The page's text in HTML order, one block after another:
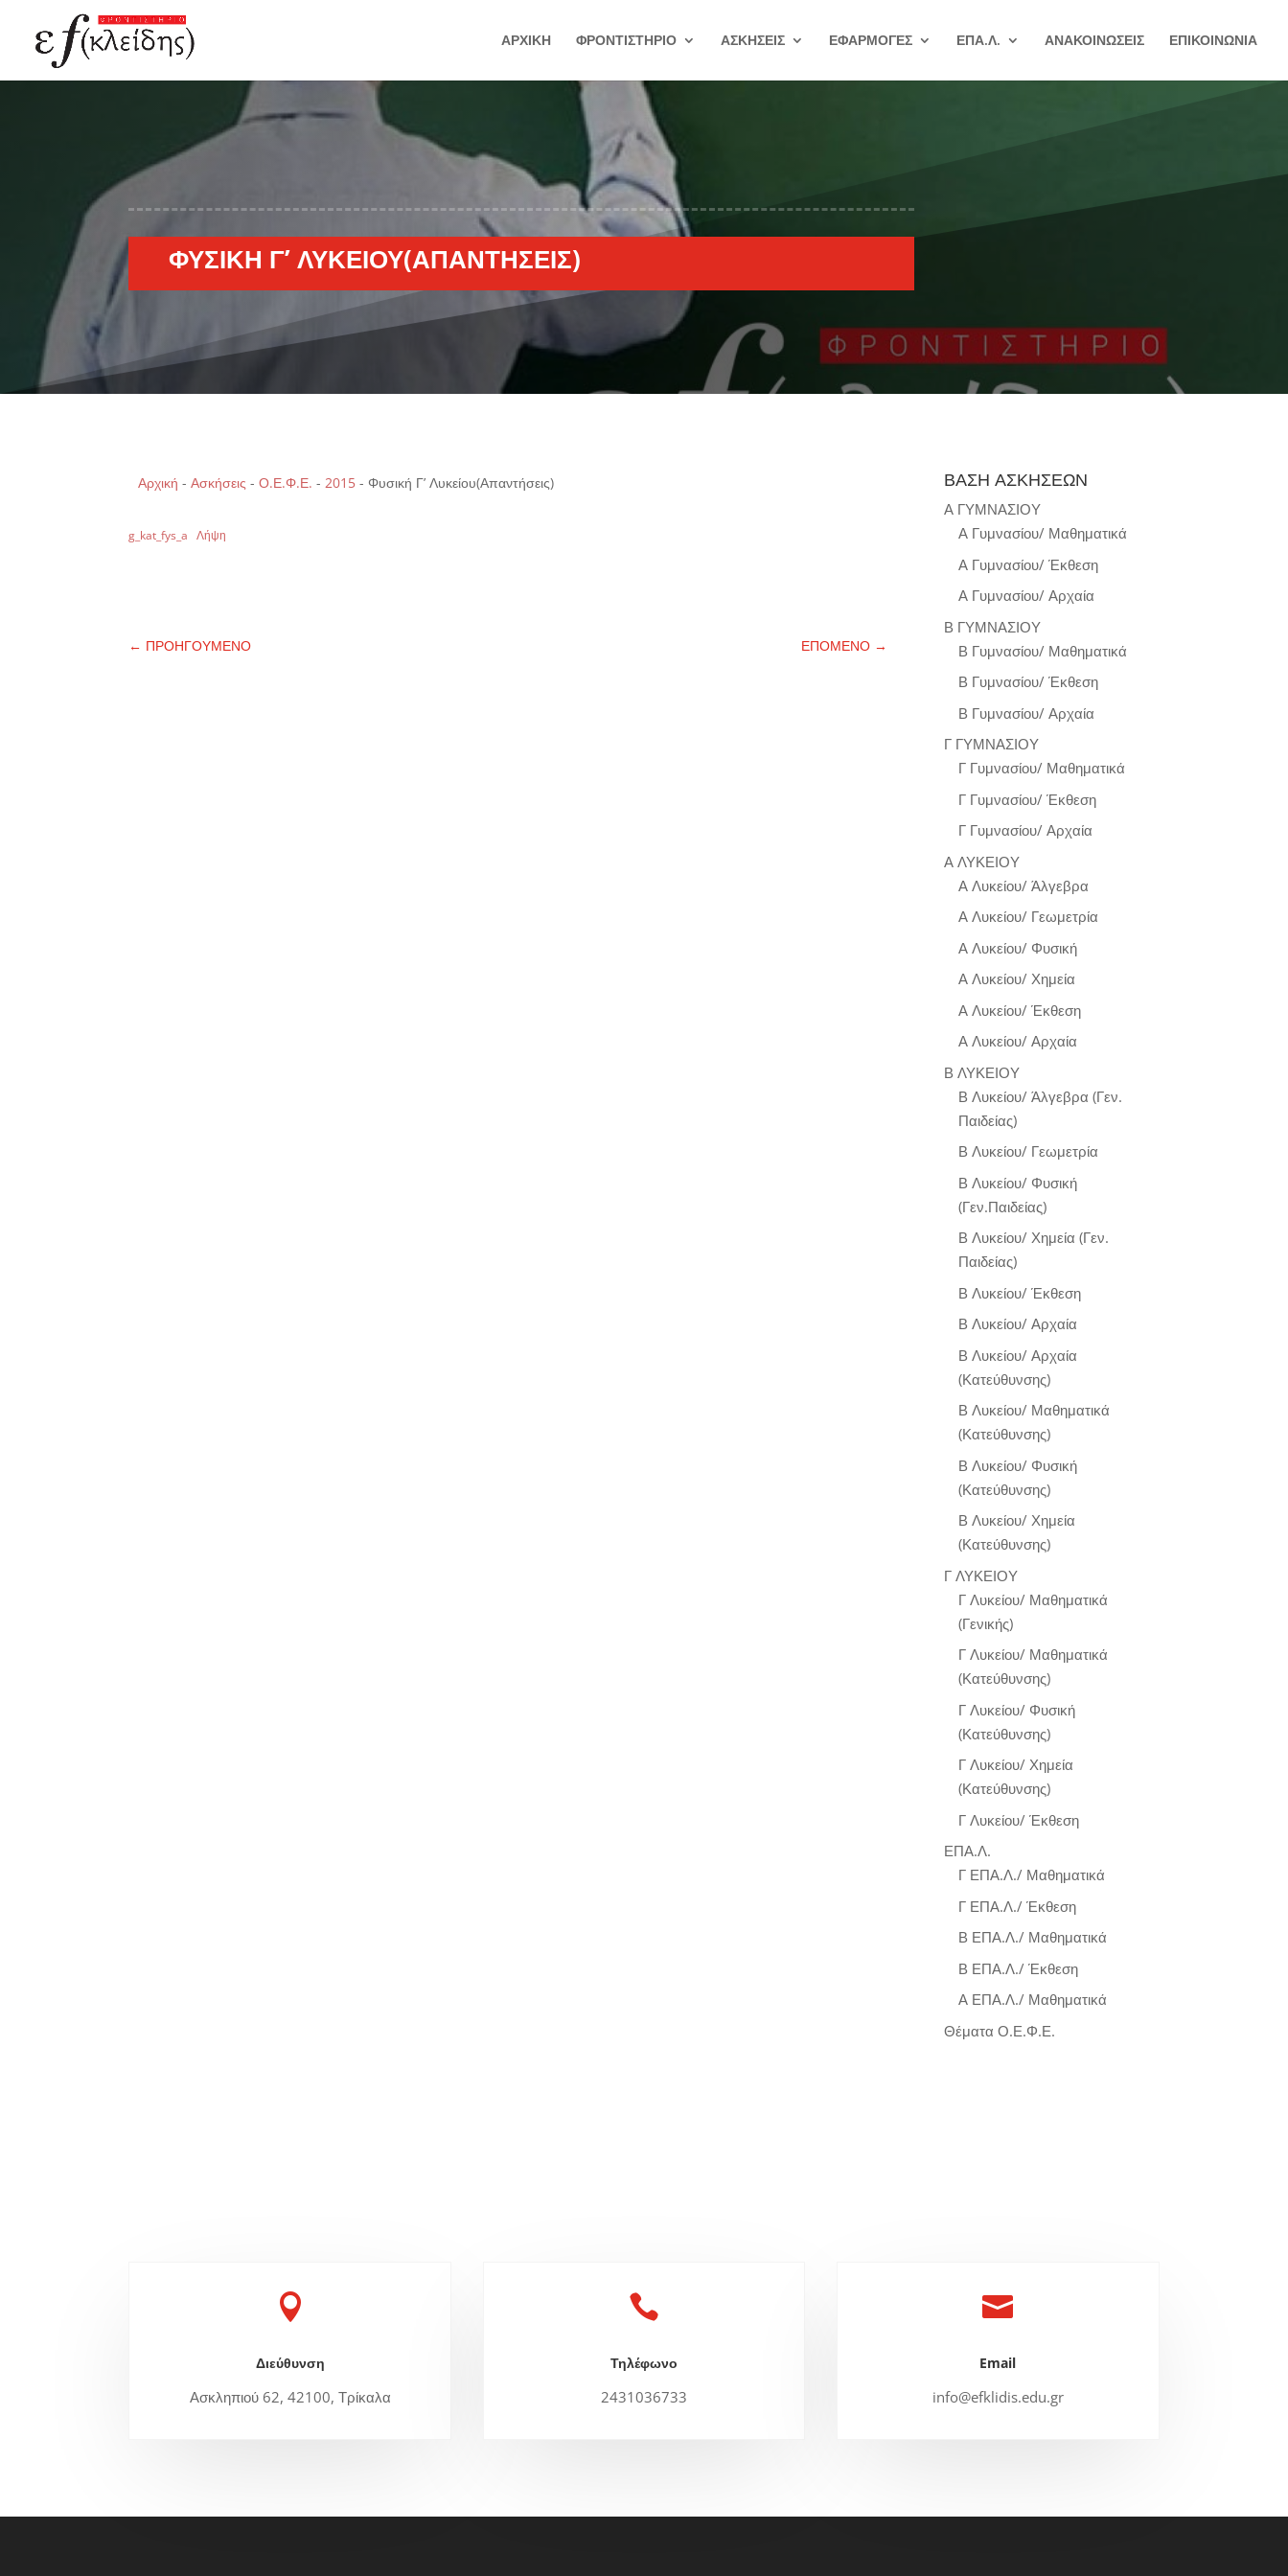
ΑΡΧΙΚΗ ΦΡΟΝΤΙΣΤΗΡΙΟ ΑΣΚΗΣΕΙΣ ΕΦΑΡΜΟΓΕΣ ΕΠΑ.Λ. ΑΝΑΚΟΙΝΩΣΕΙΣ ΕΠΙΚΟΙΝΩΝΙΑ
ΦΥΣΙΚΉ Γ’ ΛΥΚΕΊΟΥ(ΑΠΑΝΤΉΣΕΙΣ)
Αρχική -Ασκήσεις -Ο.Ε.Φ.Ε. -2015 -Φυσική Γ’ Λυκείου(Απαντήσεις)
g_kat_fys_a Λήψη
← ΠΡΟΗΓΟΥΜΕΝΟ ΕΠΟΜΕΝΟ →
ΒΑΣΗ ΑΣΚΗΣΕΩΝ
Α ΓΥΜΝΑΣΙΟΥ
Α Γυμνασίου/ Μαθηματικά
Α Γυμνασίου/ Έκθεση
Α Γυμνασίου/ Αρχαία
Β ΓΥΜΝΑΣΙΟΥ
Β Γυμνασίου/ Μαθηματικά
Β Γυμνασίου/ Έκθεση
Β Γυμνασίου/ Αρχαία
Γ ΓΥΜΝΑΣΙΟΥ
Γ Γυμνασίου/ Μαθηματικά
Γ Γυμνασίου/ Έκθεση
Γ Γυμνασίου/ Αρχαία
Α ΛΥΚΕΙΟΥ
Α Λυκείου/ Άλγεβρα
Α Λυκείου/ Γεωμετρία
Α Λυκείου/ Φυσική
Α Λυκείου/ Χημεία
Α Λυκείου/ Έκθεση
Α Λυκείου/ Αρχαία
Β ΛΥΚΕΙΟΥ
Β Λυκείου/ Άλγεβρα (Γεν.
Παιδείας)
Β Λυκείου/ Γεωμετρία
Β Λυκείου/ Φυσική
(Γεν.Παιδείας)
Β Λυκείου/ Χημεία (Γεν.
Παιδείας)
Β Λυκείου/ Έκθεση
Β Λυκείου/ Αρχαία
Β Λυκείου/ Αρχαία
(Κατεύθυνσης)
Β Λυκείου/ Μαθηματικά
(Κατεύθυνσης)
Β Λυκείου/ Φυσική
(Κατεύθυνσης)
Β Λυκείου/ Χημεία
(Κατεύθυνσης)
Γ ΛΥΚΕΙΟΥ
Γ Λυκείου/ Μαθηματικά
(Γενικής)
Γ Λυκείου/ Μαθηματικά
(Κατεύθυνσης)
Γ Λυκείου/ Φυσική
(Κατεύθυνσης)
Γ Λυκείου/ Χημεία
(Κατεύθυνσης)
Γ Λυκείου/ Έκθεση
ΕΠΑ.Λ.
Γ ΕΠΑ.Λ./ Μαθηματικά
Γ ΕΠΑ.Λ./ Έκθεση
Β ΕΠΑ.Λ./ Μαθηματικά
Β ΕΠΑ.Λ./ Έκθεση
Α ΕΠΑ.Λ./ Μαθηματικά
Θέματα Ο.Ε.Φ.Ε.

Διεύθυνση
Ασκληπιού 62, 42100, Τρίκαλα

Τηλέφωνο
2431036733

Email
info@efklidis.edu.gr